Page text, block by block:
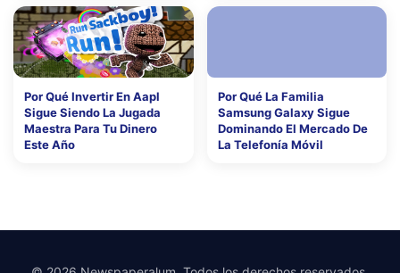
Por Qué Invertir En Aapl
Sigue Siendo La Jugada
Maestra Para Tu Dinero
Este Año
Por Qué La Familia
Samsung Galaxy Sigue
Dominando El Mercado De
La Telefonía Móvil